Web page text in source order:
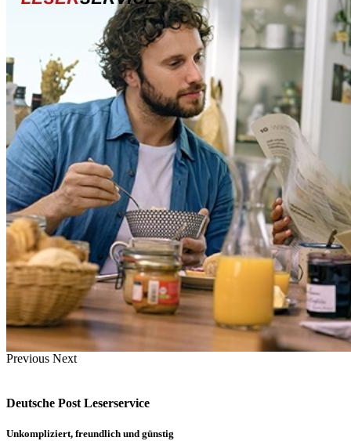
Previous Next
Deutsche Post Leserservice
Unkompliziert, freundlich und günstig